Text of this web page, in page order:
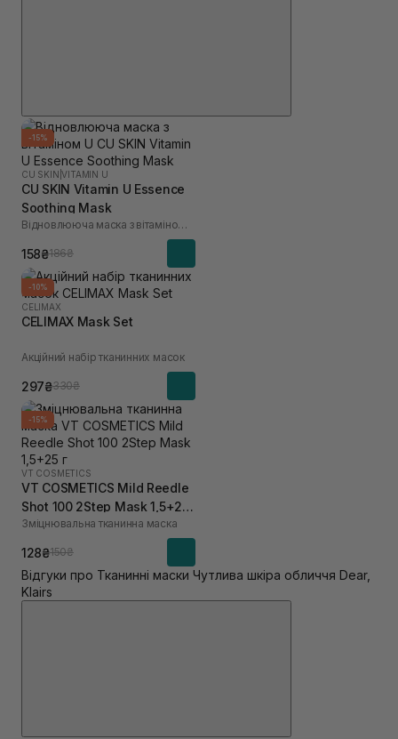
-15%
CU SKIN |VITAMIN U
CU SKIN Vitamin U Essence
Soothing Mask
Відновлююча маска з вітаміном U
158₴186₴
-10%
CELIMAX
CELIMAX Mask Set
Акційний набір тканинних масок
297₴330₴
-15%
VT COSMETICS
VT COSMETICS Mild Reedle
Shot 100 2Step Mask 1,5+25
г
Зміцнювальна тканинна маска
128₴150₴
Відгуки про Тканинні маски Чутлива шкіра обличчя Dear,
Klairs